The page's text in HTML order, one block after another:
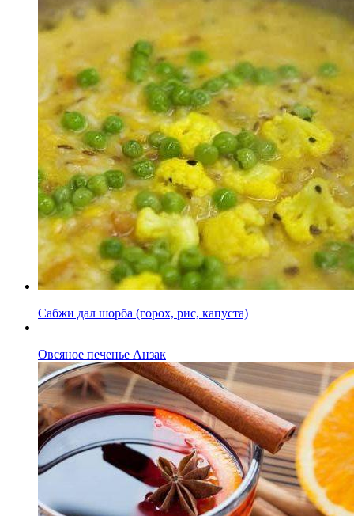
Сабжи дал шорба (горох, рис, капуста)
Овсяное печенье Анзак